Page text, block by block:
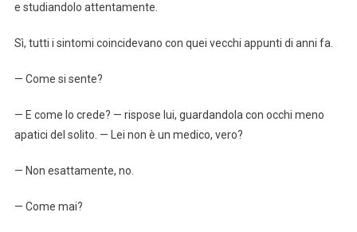
e studiandolo attentamente.
Sì, tutti i sintomi coincidevano con quei vecchi appunti di anni fa.
— Come si sente?
— E come lo crede? — rispose lui, guardandola con occhi meno
apatici del solito. — Lei non è un medico, vero?
— Non esattamente, no.
— Come mai?